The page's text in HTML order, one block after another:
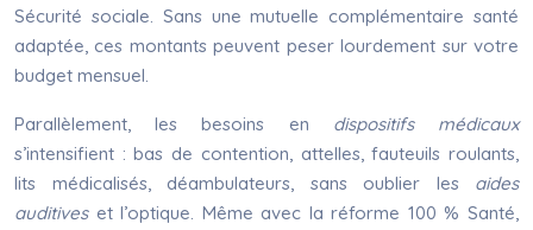
Sécurité sociale. Sans une mutuelle complémentaire santé
adaptée, ces montants peuvent peser lourdement sur votre
budget mensuel.
Parallèlement, les besoins en dispositifs médicaux
s’intensifient : bas de contention, attelles, fauteuils roulants,
lits médicalisés, déambulateurs, sans oublier les aides
auditiveset l’optique. Même avec la réforme 100 % Santé,